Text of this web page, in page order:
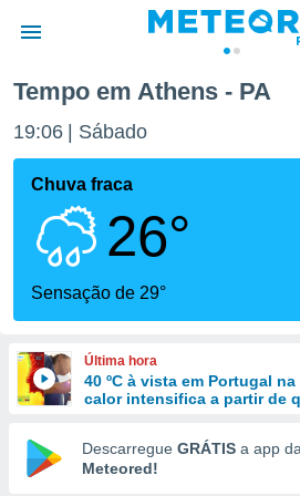
da
foi
fornecidas
a este
das
e
forma
digital
Tempo em Athens - PA
19:06 Sábado
Chuva fraca
26°
Sensação de 29°
Última hora
40 ºC à vista em Portugal
calor intensifica a partir de
Descarregue GRÁTIS a app da
Meteored!